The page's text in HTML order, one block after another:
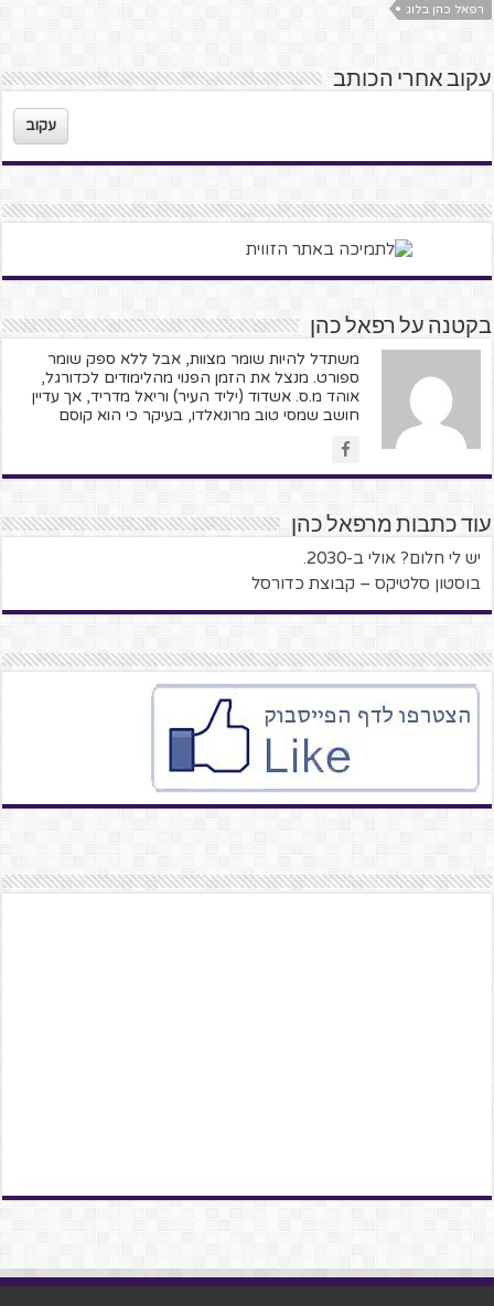
רפאל כהן בלוג
עקוב אחרי הכותב
עקוב
בקטנה על רפאל כהן
משתדל להיות שומר מצוות, אבל ללא ספק שומר
ספורט. מנצל את הזמן הפנוי מהלימודים לכדורגל,
אוהד מ.ס. אשדוד (יליד העיר) וריאל מדריד, אך עדיין
חושב שמסי טוב מרונאלדו, בעיקר כי הוא קוסם
עוד כתבות מרפאל כהן
יש לי חלום? אולי ב-2030.
בוסטון סלטיקס – קבוצת כדורסל